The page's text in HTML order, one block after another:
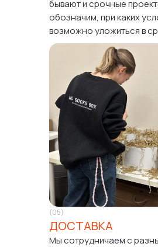
бывают и срочные
обозначим, при каких
возможно уложиться в
(05)
ДОСТАВКА
Мы сотрудничаем с